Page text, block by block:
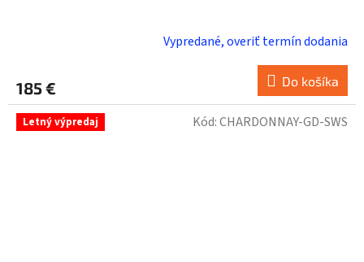
Vypredané, overiť termín dodania
185 € Do košíka
Letný výpredaj Kód:CHARDONNAY-GD-SWS